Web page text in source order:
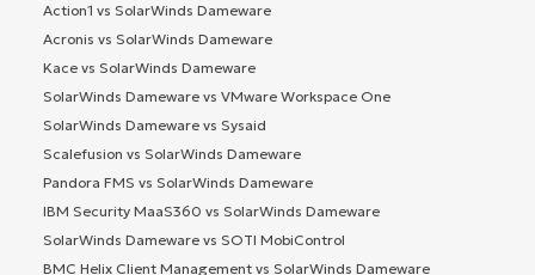
Action1 vs SolarWinds Dameware
Acronis vs SolarWinds Dameware
Kace vs SolarWinds Dameware
SolarWinds Dameware vs VMware Workspace One
SolarWinds Dameware vs Sysaid
Scalefusion vs SolarWinds Dameware
Pandora FMS vs SolarWinds Dameware
IBM Security MaaS360 vs SolarWinds Dameware
SolarWinds Dameware vs SOTI MobiControl
BMC Helix Client Management vs SolarWinds Dameware